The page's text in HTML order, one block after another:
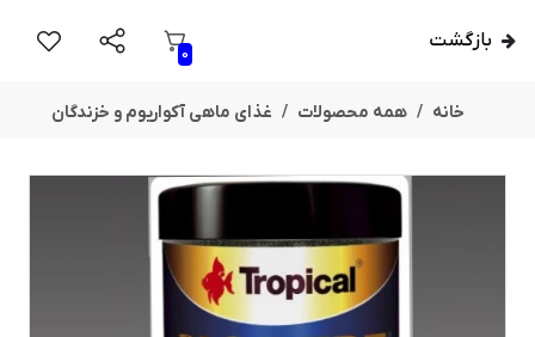
بازگشت
0
خانه همه محصولات غذای ماهی آکواریوم و خزندگان